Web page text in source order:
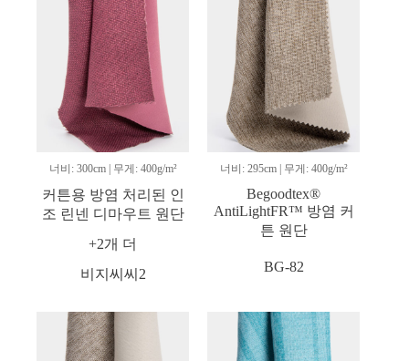
너비: 300cm | 무게: 400g/m²
커튼용 방염 처리된 인
조 린넨 디마우트 원단
+2개 더
비지씨씨2
너비: 295cm | 무게: 400g/m²
Begoodtex®
AntiLightFR™ 방염 커
튼 원단
BG-82